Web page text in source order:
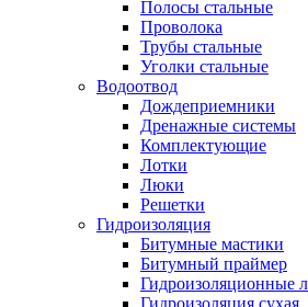
Полосы стальные
Проволока
Трубы стальные
Уголки стальные
Водоотвод
Дождеприемники
Дренажные системы
Комплектующие
Лотки
Люки
Решетки
Гидроизоляция
Битумные мастики
Битумный праймер
Гидроизоляционные
Гидроизоляция сухая